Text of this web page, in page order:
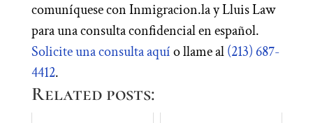
comuníquese con Inmigracion.la y Lluis Law
para una consulta confidencial en español.
Solicite una consulta aquío llame al(213) 687-
4412.
Related posts: